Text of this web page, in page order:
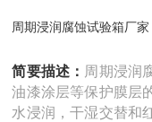
周期浸润腐蚀试验箱厂家
简要描述： 周期浸润
油漆涂层等保护膜层
水浸润，干湿交替和